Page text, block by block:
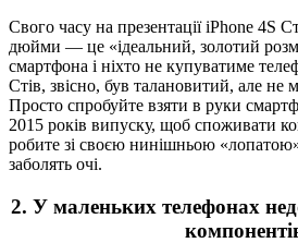
Свого часу на презентації iPhone 4S
дюйми — це «ідеальний, золотий
смартфона і ніхто не купуватиме
Стів, звісно, ​​був талановитий, але не
Просто спробуйте взяти в руки
2015 років випуску, щоб споживати
робите зі своєю нинішньою
заболять очі.
2. У маленьких телефонах